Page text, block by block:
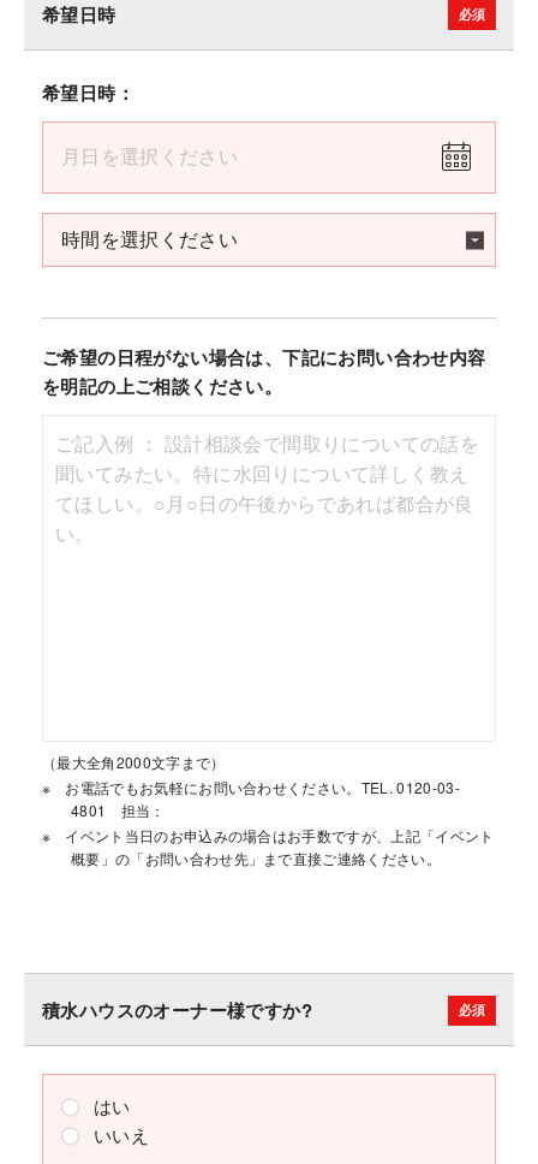
希望日時
希望日時：
ご希望の日程がない場合は、下記にお問い合わせ内容
を明記の上ご相談ください。
（最大全角2000文字まで）
お電話でもお気軽にお問い合わせください。TEL. 0120-03-
4801 担当：
イベント当日のお申込みの場合はお手数ですが、上記「イベント
概要」の「お問い合わせ先」まで直接ご連絡ください。
積水ハウスのオーナー様ですか?
はい
いいえ